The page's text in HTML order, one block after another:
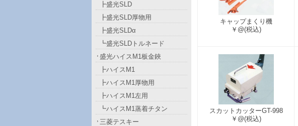
キャップまくり機
￥@(税込)
スカットカッターGT-998
￥@(税込)
┣盛光SLD
┣盛光SLD厚物用
┣盛光SLDα
┗盛光SLDトルネード
盛光ハイスM1板金鋏
┣ハイスM1
┣ハイスM1厚物用
┣ハイスM1左用
┗ハイスM1蒸着チタン
三菱テスキー